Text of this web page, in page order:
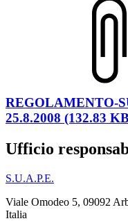
REGOLAMENTO-
25.8.2008 (132.83
Ufficio
S.U.A.P.E.
Viale Omodeo 5, 09092
Italia